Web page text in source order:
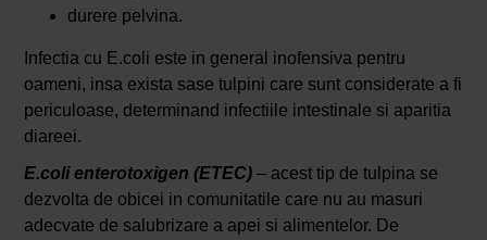
durere pelvina.
Infectia cu E.coli este in general inofensiva pentru
oameni, insa exista sase tulpini care sunt considerate a fi
periculoase, determinand infectiile intestinale si aparitia
diareei.
E.coli enterotoxigen (ETEC) – acest tip de tulpina se
dezvolta de obicei in comunitatile care nu au masuri
adecvate de salubrizare a apei si alimentelor. De